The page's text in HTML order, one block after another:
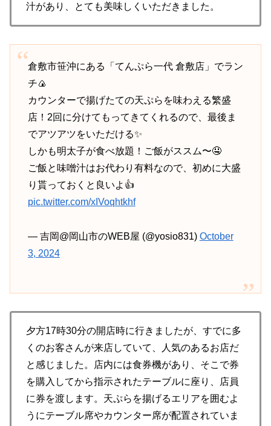
汁があり、とても美味しくいただきました。
倉敷市笹沖にある「てんぷら一代 倉敷店」でラン
チ🍙
カウンターで揚げたての天ぷらを味わえる繁盛
店！2回に分けてもってきてくれるので、最後ま
でアツアツをいただける✨
しかも明太子が食べ放題！ご飯がススム〜🤤
ご飯と味噌汁はお代わり有料なので、初めに大盛
り貰っておくと良いよ👍
pic.twitter.com/xIVoqhtkhf
— 吉岡@岡山市のWEB屋 (@yosio831) October
3, 2024
夕方17時30分の開店時に行きましたが、すでに多
くのお客さんが来店していて、人気のあるお店だ
と感じました。店内には食券機があり、そこで券
を購入してから指示されたテーブルに座り、店員
に券を渡します。天ぷらを揚げるエリアを囲むよ
うにテーブル席やカウンター席が配置されていま